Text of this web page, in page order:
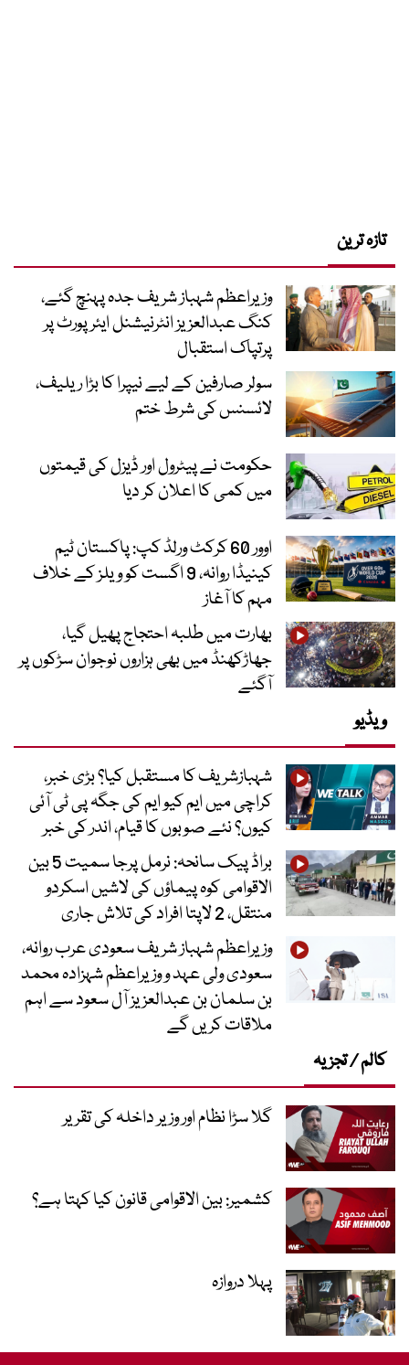
تازہ ترین
وزیراعظم شہباز شریف جدہ پہنچ گئے،
کنگ عبدالعزیز انٹرنیشنل ایئر پورٹ پر
پرتپاک استقبال
سولر صارفین کے لیے نیپرا کا بڑا ریلیف،
لائسنس کی شرط ختم
حکومت نے پیٹرول اور ڈیزل کی قیمتوں
میں کمی کا اعلان کر دیا
اوور 60 کرکٹ ورلڈ کپ: پاکستان ٹیم
کینیڈا روانہ، 9 اگست کو ویلز کے خلاف
مہم کا آغاز
بھارت میں طلبہ احتجاج پھیل گیا،
جھاڑکھنڈ میں بھی ہزاروں نوجوان سڑکوں پر
آگئے
ویڈیو
شہبازشریف کا مستقبل کیا؟ بڑی خبر،
کراچی میں ایم کیو ایم کی جگہ پی ٹی آئی
کیوں؟ نئے صوبوں کا قیام، اندر کی خبر
براڈ پیک سانحہ: نرمل پرجا سمیت 5 بین
الاقوامی کوہ پیماؤں کی لاشیں اسکردو
منتقل، 2 لاپتا افراد کی تلاش جاری
وزیراعظم شہباز شریف سعودی عرب روانہ،
سعودی ولی عہد و وزیراعظم شہزادہ محمد
بن سلمان بن عبدالعزیز آل سعود سے اہم
ملاقات کریں گے
کالم / تجزیہ
گلا سڑا نظام اور وزیر داخلہ کی تقریر
کشمیر: بین الاقوامی قانون کیا کہتا ہے؟
پہلا دروازہ